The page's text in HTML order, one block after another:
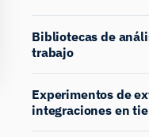
Bibliotecas de
trabajo
Experimentos de
integraciones en